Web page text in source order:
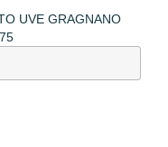
UVE GRAGNANO